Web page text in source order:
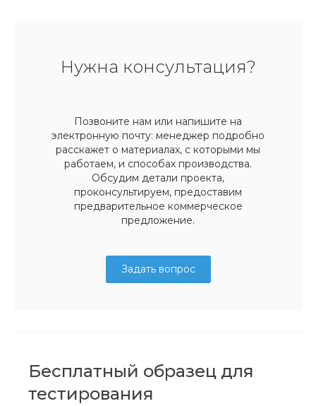
Нужна консультация?
Позвоните нам или напишите на
электронную почту: менеджер подробно
расскажет о материалах, с которыми мы
работаем, и способах производства.
Обсудим детали проекта,
проконсультируем, предоставим
предварительное коммерческое
предложение.
Задать вопрос
Бесплатный образец для
тестирования